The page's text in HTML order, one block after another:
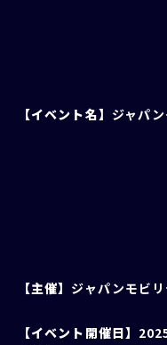
【イベント名】 ジャパ
【主催】 ジャパンモビ
【イベント開催日】